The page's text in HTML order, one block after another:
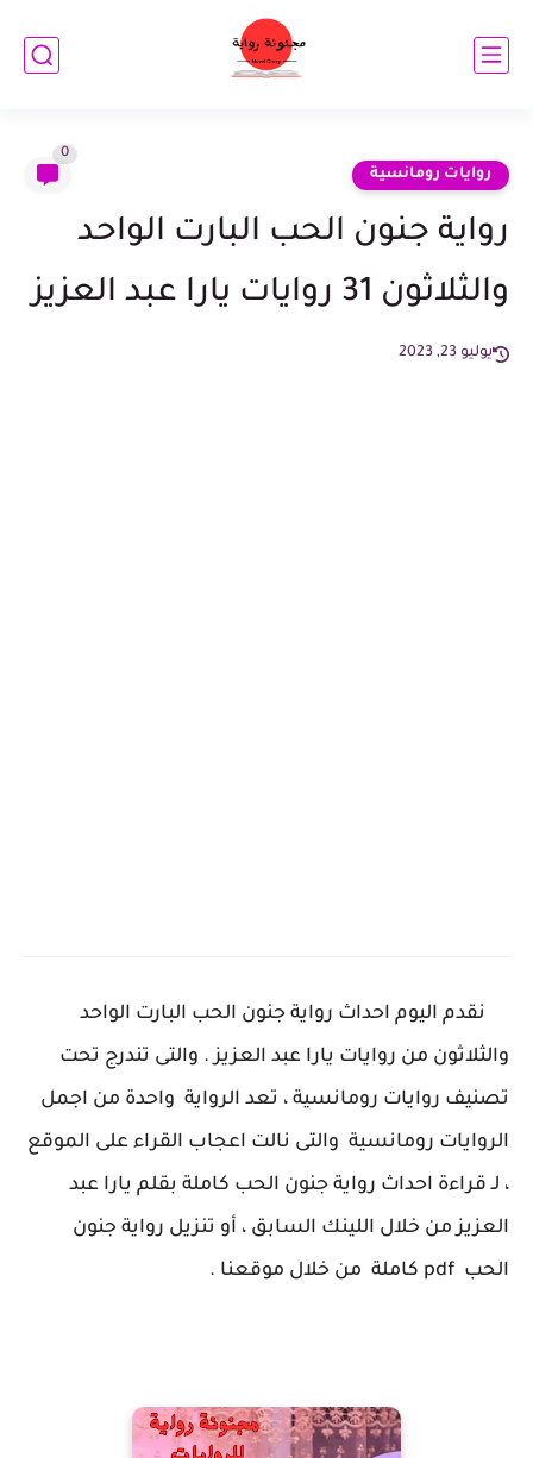
روايات رومانسية
0
رواية جنون الحب البارت الواحد
والثلاثون 31 روايات يارا عبد العزيز
يوليو 23, 2023
نقدم اليوم احداث رواية جنون الحب البارت الواحد
والثلاثون من روايات يارا عبد العزيز . والتى تندرج تحت
تصنيف روايات رومانسية ، تعد الرواية واحدة من اجمل
الروايات رومانسية والتى نالت اعجاب القراء على الموقع
، لـ قراءة احداث رواية جنون الحب كاملة بقلم يارا عبد
العزيز من خلال اللينك السابق ، أو تنزيل رواية جنون
الحب pdf كاملة من خلال موقعنا .